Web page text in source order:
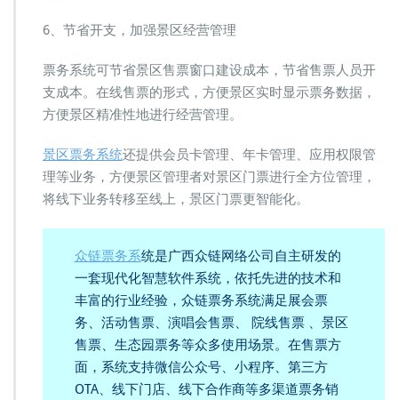
6、节省开支，加强景区经营管理
票务系统可节省景区售票窗口建设成本，节省售票人员开
支成本。在线售票的形式，方便景区实时显示票务数据，
方便景区精准性地进行经营管理。
景区票务系统还提供会员卡管理、年卡管理、应用权限管
理等业务，方便景区管理者对景区门票进行全方位管理，
将线下业务转移至线上，景区门票更智能化。
众链票务系统是广西众链网络公司自主研发的
一套现代化智慧软件系统，依托先进的技术和
丰富的行业经验，众链票务系统满足展会票
务、活动售票、演唱会售票、 院线售票 、景区
售票、生态园票务等众多使用场景。在售票方
面，系统支持微信公众号、小程序、第三方
OTA、线下门店、线下合作商等多渠道票务销